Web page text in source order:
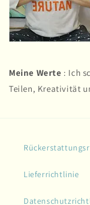
Meine Werte : Ich
Teilen, Kreativität
Lieferrichtlinie